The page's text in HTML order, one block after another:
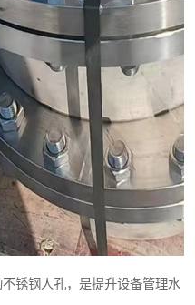
锈钢人孔，是提升设备管理水